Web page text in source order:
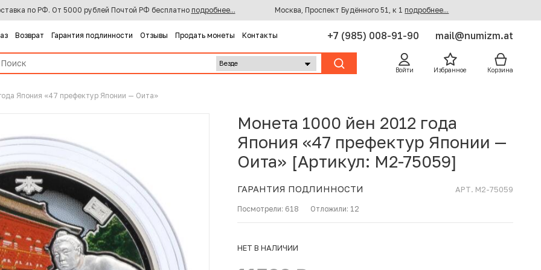
по РФ. От 5000 рублей Почтой РФ бесплатно подробнее... Москва, Проспект Будённого 51, к 1 подробнее...
Возврат Гарантия подлинности Отзывы Продать монеты Контакты +7 (985) 008-91-90 mail@numizm.at
Войти Избранное Корзина
Япония «47 префектур Японии — Оита»
Монета 1000 йен 2012 года
Япония «47 префектур Японии —
Оита» [Артикул: M2-75059]
ГАРАНТИЯ ПОДЛИННОСТИ АРТ. M2-75059
Посмотрели: 618 Отложили: 12
НЕТ В НАЛИЧИИ